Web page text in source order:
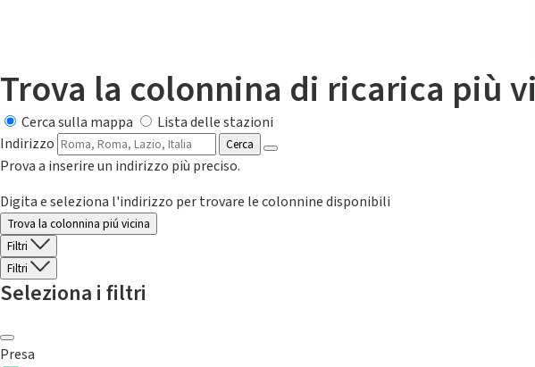
Trova la colonnina di ricarica più
Cerca sulla mappa
Lista delle stazioni
Indirizzo
Cerca
Prova a inserire un indirizzo più preciso.
Digita e seleziona l'indirizzo per trovare le colonnine disponibili
Trova la colonnina piú vicina
Filtri
Filtri
Seleziona i filtri
Presa